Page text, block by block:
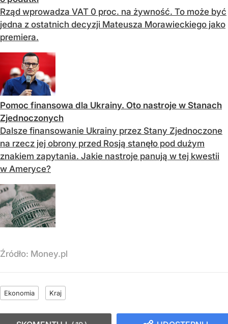
Rząd wprowadza VAT 0 proc. na żywność. To może być
jedna z ostatnich decyzji Mateusza Morawieckiego jako
premiera.
Pomoc finansowa dla Ukrainy. Oto nastroje w Stanach
Zjednoczonych
Dalsze finansowanie Ukrainy przez Stany Zjednoczone
na rzecz jej obrony przed Rosją stanęło pod dużym
znakiem zapytania. Jakie nastroje panują w tej kwestii
w Ameryce?
Źródło: Money.pl
Ekonomia Kraj